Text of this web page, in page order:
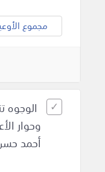
مجموع
أحمد